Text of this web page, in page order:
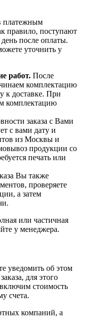
платежным
правило, поступают
после оплаты.
уточнить у
работ. После
комплектацию
к доставке. При
комплектацию
заказа с Вами
с вами дату и
из Москвы и
продукции со
печать или
Вы также
проверяете
а затем
или частичная
у менеджера.
уведомить об этом
для этого
стоимость
счета.
компаний, а